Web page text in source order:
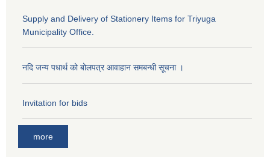
Supply and Delivery of Stationery Items for Triyuga
Municipality Office.
नदि जन्य पधार्थ को बोलपत्र आवाहान समबन्धी सूचना ।
Invitation for bids
more